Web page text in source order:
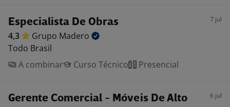
Especialista De Obras 7 jul
4,3 Grupo Madero
Todo Brasil
A combinar
Curso Técnico Presencial
Gerente Comercial - Móveis De Alto
6 jul